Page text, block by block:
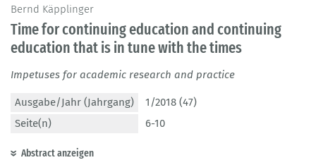
Bernd Käpplinger
Time for continuing education and continuing
education that is in tune with the times
Impetuses for academic research and practice
Ausgabe/Jahr (Jahrgang)
1/2018 (47)
Seite(n)
6-10
Abstract anzeigen